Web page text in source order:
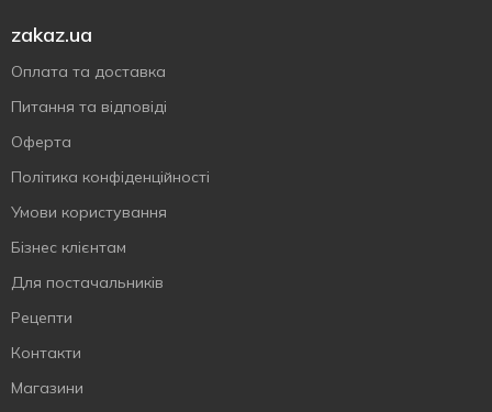
zakaz.ua
Оплата та доставка
Питання та відповіді
Оферта
Політика конфіденційності
Умови користування
Бізнес клієнтам
Для постачальників
Рецепти
Контакти
Магазини